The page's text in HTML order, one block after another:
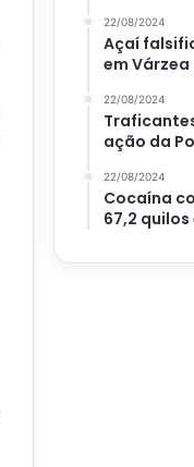
22/08/2024
Açaí
em Várzea
22/08/2024
ação da
22/08/2024
Cocaína
67,2 quilos